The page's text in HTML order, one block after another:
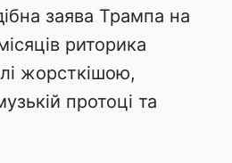
заява Трампа на
риторика
жорсткішою,
протоці та